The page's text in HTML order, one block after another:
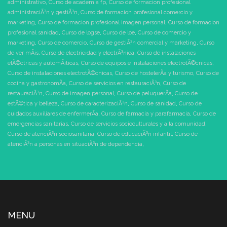
administrativo, Curso de academia fp, Curso de formacion profesional
administraciÃ³n y gestiÃ³n, Curso de formacion profesional comercio y
marketing, Curso de formacion profesional imagen personal, Curso de formacion
profesional sanidad, Curso de logse, Curso de loe, Curso de comercio y
marketing, Curso de comercio, Curso de gestiÃ³n comercial y marketing, Curso
de ver mÃ¡s, Curso de electricidad y electrÃ³nica, Curso de instalaciones
elÃ©ctricas y automÃ¡ticas, Curso de equipos e instalaciones electrotÃ©cnicas,
Curso de instalaciones electrotÃ©cnicas, Curso de hostelerÃ­a y turismo, Curso de
cocina y gastronomÃ­a, Curso de servicios en restauraciÃ³n, Curso de
restauraciÃ³n, Curso de imagen personal, Curso de peluquerÃ­a, Curso de
estÃ©tica y belleza, Curso de caracterizaciÃ³n, Curso de sanidad, Curso de
cuidados auxiliares de enfermerÃ­a, Curso de farmacia y parafarmacia, Curso de
emergencias sanitarias, Curso de servicios socioculturales y a la comunidad,
Curso de atenciÃ³n sociosanitaria, Curso de educaciÃ³n infantil, Curso de
atenciÃ³n a personas en situaciÃ³n de dependencia,
MENU